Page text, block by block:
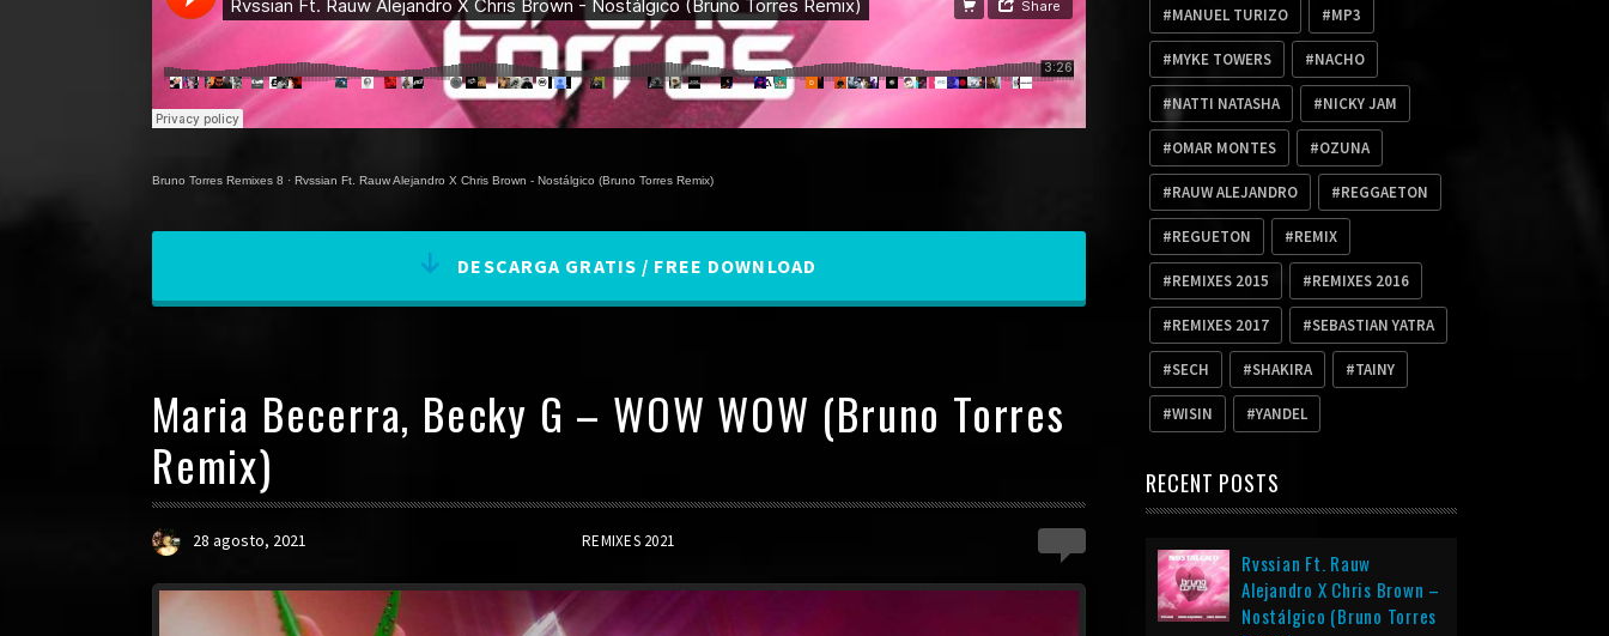
Bruno Torres Remixes 8 · Rvssian Ft. Rauw Alejandro X Chris Brown - Nostálgico (Bruno Torres Remix)
DESCARGA GRATIS / FREE DOWNLOAD
Maria Becerra, Becky G – WOW WOW (Bruno Torres
Remix)
28 agosto, 2021 REMIXES 2021
MANUEL TURIZO MP3
MYKE TOWERS NACHO
NATTI NATASHA NICKY JAM
OMAR MONTES OZUNA
RAUW ALEJANDRO REGGAETON
REGUETON REMIX
REMIXES 2015 REMIXES 2016
REMIXES 2017 SEBASTIAN YATRA
SECH SHAKIRA TAINY
WISIN YANDEL
RECENT POSTS
Rvssian Ft. Rauw
Alejandro X Chris Brown –
Nostálgico (Bruno Torres